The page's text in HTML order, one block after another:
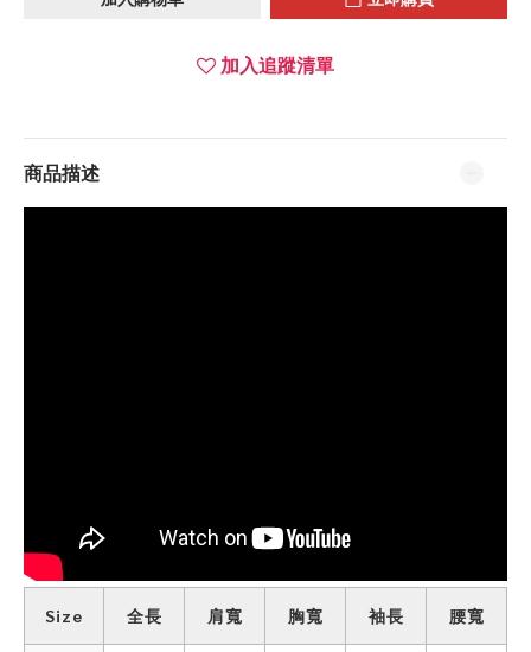
加入追蹤清單
商品描述
Size 全長 肩寬 胸寬 袖長 腰寬